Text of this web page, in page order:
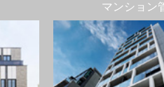
マンション